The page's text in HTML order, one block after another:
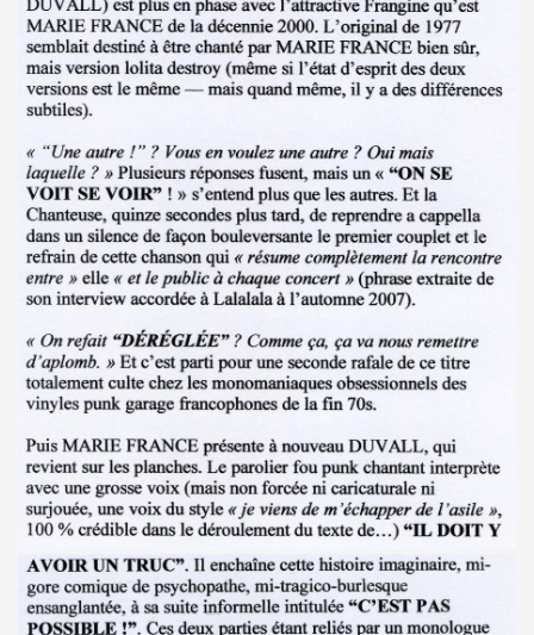
"AJASPHERE" le 23 novembre 2022 au Pop Up du
11 janvier 2023 et du 4 au 12 mai 2023 pour la suite et
("Start Walkin' 1965-1976"), le 17 avril 2005 au Grand
concerts "SUPERLUNE", le 3 juin 2022 au New
13 octobre 2022 a l'Olympia (Paris) + l'album "TEATRO
11 novembre 2022 a Paris pour l enregistrement de
le 21 mai 2022 au Zenith (Paris) : compte rendu
au 11 juin 2022 a Paris.
au 4 avril 2022 a Paris pour l enregistrement de deux
l album "SUPER LUNE", le 11 decembre 2021 a l
jouent JOHNNY HALLYDAY, le 5 decembre 2021, au
: les Mémoires du batteur de VINCE TAYLOR et